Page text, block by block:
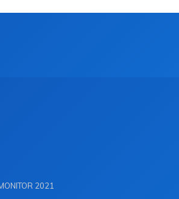
2021